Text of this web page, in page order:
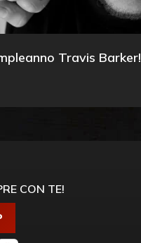
Travis Barker!
CON TE!